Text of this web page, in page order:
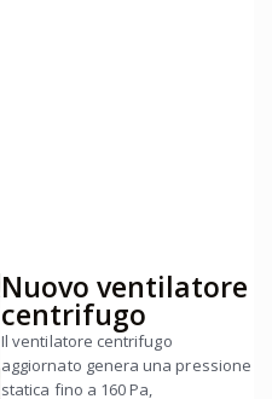
Nuovo ventilatore
centrifugo
Il ventilatore centrifugo
aggiornato genera una pressione
statica fino a 160 Pa,